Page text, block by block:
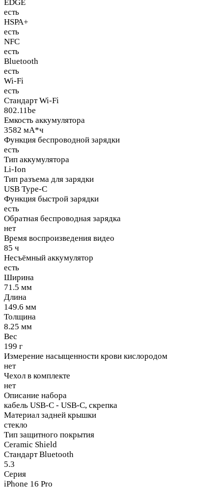
EDGE
есть
HSPA+
есть
NFC
есть
Bluetooth
есть
Wi-Fi
есть
Стандарт Wi-Fi
802.11be
Емкость аккумулятора
3582 мА*ч
Функция беспроводной зарядки
есть
Тип аккумулятора
Li-Ion
Тип разъема для зарядки
USB Type-C
Функция быстрой зарядки
есть
Обратная беспроводная зарядка
нет
Время воспроизведения видео
85 ч
Несъёмный аккумулятор
есть
Ширина
71.5 мм
Длина
149.6 мм
Толщина
8.25 мм
Вес
199 г
Измерение насыщенности крови кислородом
нет
Чехол в комплекте
нет
Описание набора
кабель USB-C - USB-C, скрепка
Материал задней крышки
стекло
Тип защитного покрытия
Ceramic Shield
Стандарт Bluetooth
5.3
Серия
iPhone 16 Pro